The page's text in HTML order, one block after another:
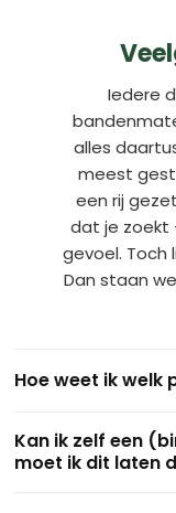
Iedere
alles
meest
een rij
dat je zoekt
gevoel. Toch
Dan staan
Hoe weet ik welk
huidige buitenband.
4 of 3.50-8. Gebruik
Kan ik zelf een
moet ik dit laten